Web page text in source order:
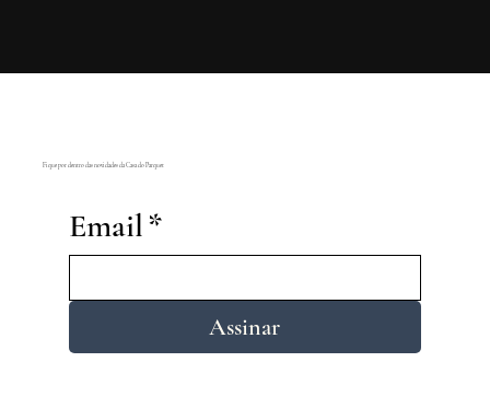
Email*
Assinar
Fique por dentro das novidades da Casa do Parquet